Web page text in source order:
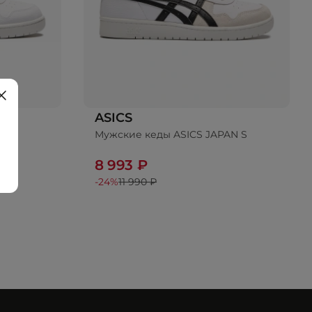
S
ASICS
Мужские кеды ASICS JAPAN S
8 993 ₽
-24%11 990 ₽